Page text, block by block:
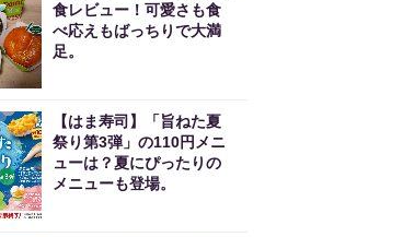
食レビュー！可愛さも食
べ応えもばっちりで大満
足。
【はま寿司】「旨ねた夏
祭り第3弾」の110円メニ
ューは？夏にぴったりの
メニューも登場。